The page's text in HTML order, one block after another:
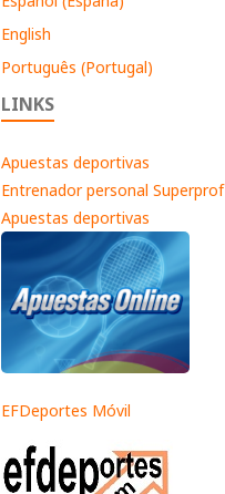
English
Português (Portugal)
LINKS
Apuestas deportivas
Entrenador personal Superprof
Apuestas deportivas
EFDeportes Móvil